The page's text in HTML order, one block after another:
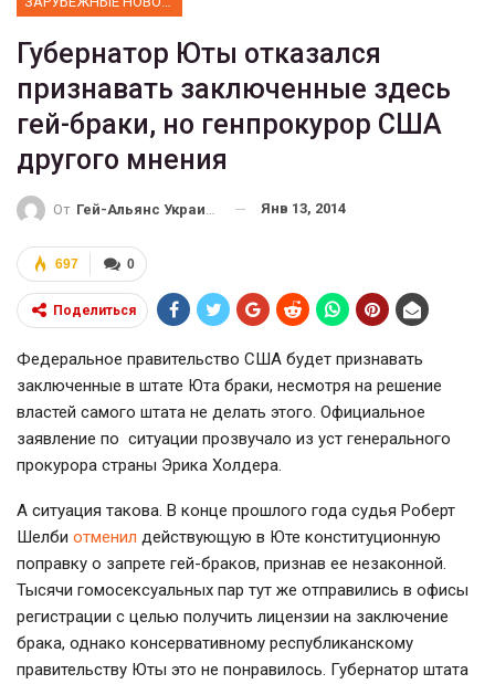
Губернатор Юты отказался
признавать заключенные здесь
гей-браки, но генпрокурор США
другого мнения
От Гей-Альянс Украина Янв 13, 2014
0
697
Поделиться
Федеральное правительство США будет признавать
заключенные в штате Юта браки, несмотря на решение
властей самого штата не делать этого. Официальное
заявление по ситуации прозвучало из уст генерального
прокурора страны Эрика Холдера.
А ситуация такова. В конце прошлого года судья Роберт
Шелби отменил действующую в Юте конституционную
поправку о запрете гей-браков, признав ее незаконной.
Тысячи гомосексуальных пар тут же отправились в офисы
регистрации с целью получить лицензии на заключение
брака, однако консервативному республиканскому
правительству Юты это не понравилось. Губернатор штата